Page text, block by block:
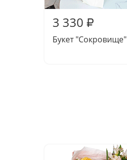
3 330 ₽
Букет "Сокровище"